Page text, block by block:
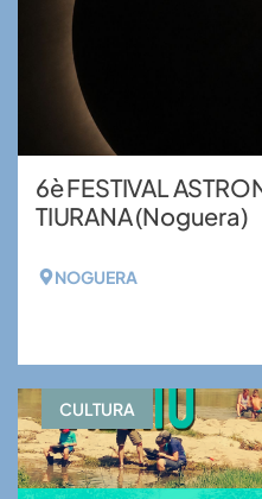
6è FESTIVAL
TIURANA (Noguera)
NOGUERA
CULTURA